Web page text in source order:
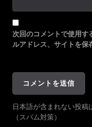
次回のコメントで使用す
ルアドレス、サイトを保
日本語が含まれない投稿
（スパム対策）